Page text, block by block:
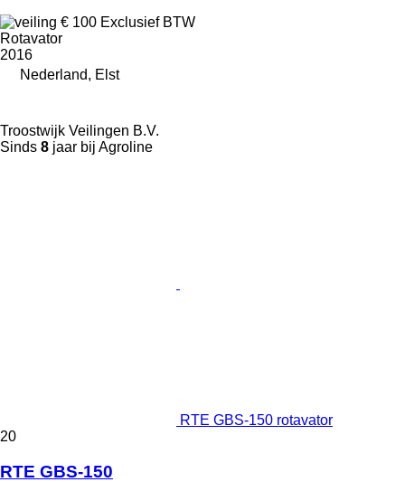
€ 100 Exclusief BTW
Rotavator
2016
Nederland, Elst
Troostwijk Veilingen B.V.
Sinds 8 jaar bij Agroline
RTE GBS-150 rotavator
20
RTE GBS-150